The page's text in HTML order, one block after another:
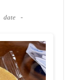
date